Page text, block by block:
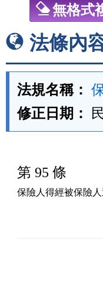
無格式
法條內
法規名稱：
修正日期：
第 95 條
保險人得經被保險